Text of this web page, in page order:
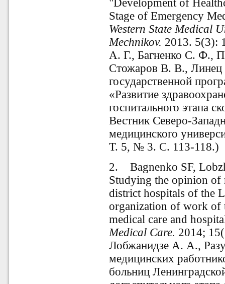
"Development of
Stage of Emergency
Western State Medical
Mechnikov. 2013. 5(3):
А. Г., Багненко С. Ф.,
Стожаров В. В.,
государственной
«Развитие
госпитального этапа
Вестник Северо-
медицинского
Т. 5, № 3. С. 113-118.)
2. Bagnenko SF,
Studying the opinion of
district hospitals of the
organization of work of
medical care and
Medical Care. 2014;
Лобжанидзе А. А.,
медицинских
больниц